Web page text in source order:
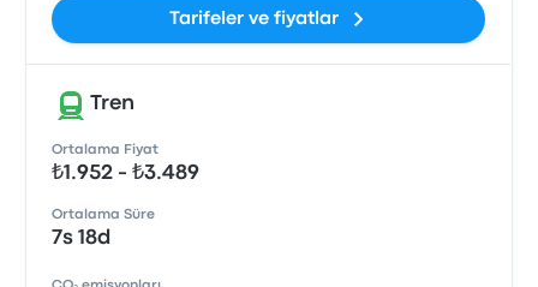
Tarifeler ve fiyatlar
Tren
Ortalama Fiyat
₺1.952 - ₺3.489
Ortalama Süre
7s 18d